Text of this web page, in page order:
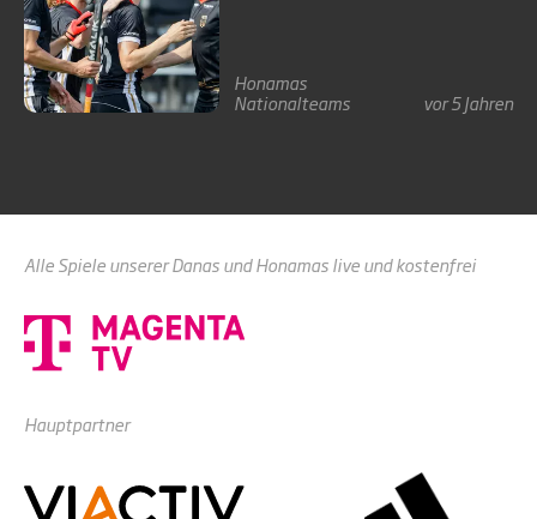
Honamas
Nationalteams
vor 5 Jahren
Alle Spiele unserer Danas und Honamas live und kostenfrei
Hauptpartner